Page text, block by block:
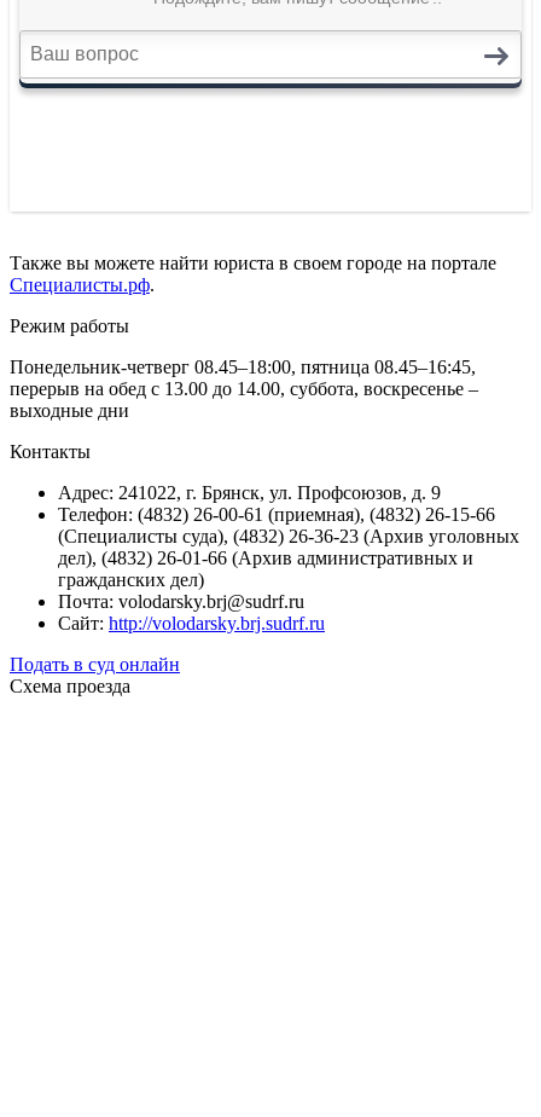
Также вы можете найти юриста в своем городе на портале
Специалисты.рф.
Режим работы
Понедельник-четверг 08.45–18:00, пятница 08.45–16:45,
перерыв на обед с 13.00 до 14.00, суббота, воскресенье –
выходные дни
Контакты
Адрес: 241022, г. Брянск, ул. Профсоюзов, д. 9
Телефон: (4832) 26-00-61 (приемная), (4832) 26-15-66
(Специалисты суда), (4832) 26-36-23 (Архив уголовных
дел), (4832) 26-01-66 (Архив административных и
гражданских дел)
Почта: volodarsky.brj@sudrf.ru
Сайт: http://volodarsky.brj.sudrf.ru
Подать в суд онлайн
Схема проезда